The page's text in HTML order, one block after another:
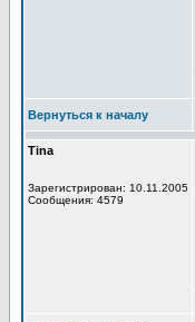
Вернуться к началу
Tina
Зарегистрирован: 10.11.2005
Сообщения: 4579